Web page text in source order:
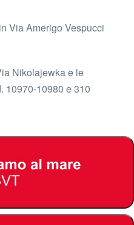
Via Amerigo Vespucci
Nikolajewka e le
10970-10980 e 310